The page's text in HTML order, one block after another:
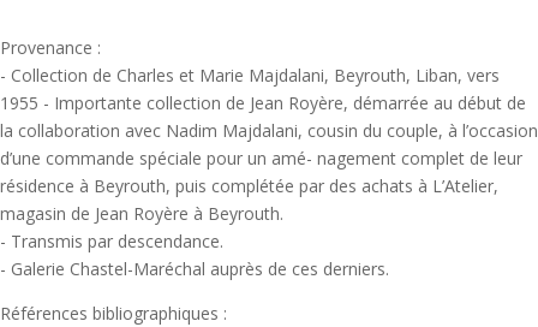
Provenance :
- Collection de Charles et Marie Majdalani, Beyrouth, Liban, vers
1955 - Importante collection de Jean Royère, démarrée au début de
la collaboration avec Nadim Majdalani, cousin du couple, à l’occasion
d’une commande spéciale pour un amé- nagement complet de leur
résidence à Beyrouth, puis complétée par des achats à L’Atelier,
magasin de Jean Royère à Beyrouth.
- Transmis par descendance.
- Galerie Chastel-Maréchal auprès de ces derniers.
Références bibliographiques :